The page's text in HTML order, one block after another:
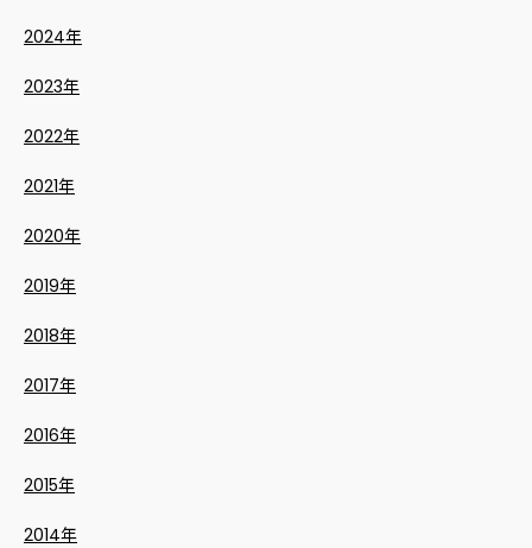
2024年
2023年
2022年
2021年
2020年
2019年
2018年
2017年
2016年
2015年
2014年